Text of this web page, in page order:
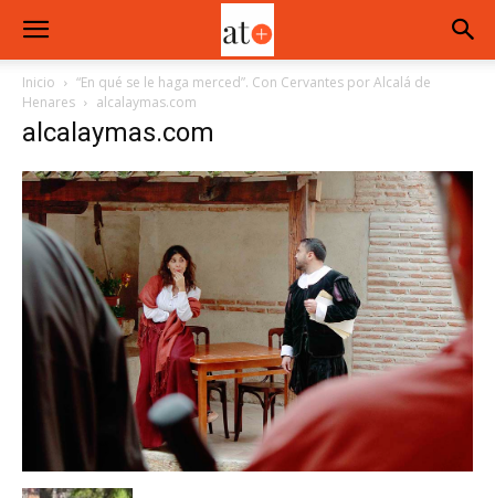
Inicio
“En qué se le haga merced”. Con Cervantes por Alcalá de
Henares
alcalaymas.com
alcalaymas.com